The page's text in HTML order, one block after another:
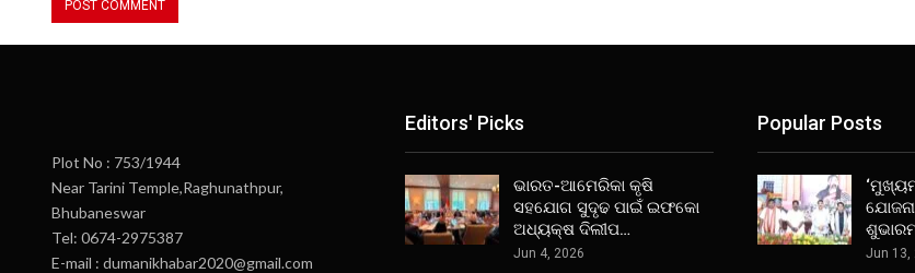
Plot No : 753/1944
Near Tarini Temple,Raghunathpur,
Bhubaneswar
Tel: 0674-2975387
E-mail : dumanikhabar2020@gmail.com
Editors' Picks
ଭାରତ-ଆମେରିକା କୃଷି
ସହଯୋଗ ସୁଦୃଢ ପାଇଁ ଇଫକୋ
ଅଧ୍ୟକ୍ଷ ଦିଲୀପ…
Jun 4, 2026
Popular Posts
Jun 13,